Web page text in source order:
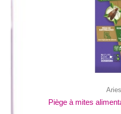
Aries
Piège à mites